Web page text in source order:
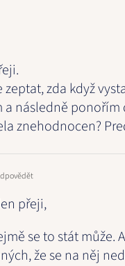
zeptat, zda když
a následně
znehodnocen?
přeji,
se to stát
že se na něj